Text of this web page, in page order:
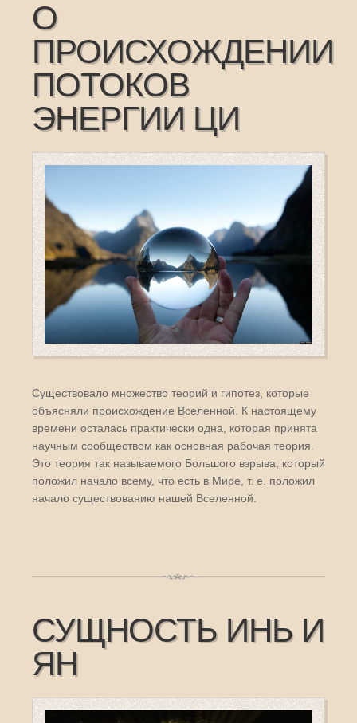
О
ПРОИСХОЖДЕНИИ
ПОТОКОВ
ЭНЕРГИИ ЦИ
Существовало множество теорий и гипотез, которые
объясняли происхождение Вселенной. К настоящему
времени осталась практически одна, которая принята
научным сообществом как основная рабочая теория.
Это теория так называемого Большого взрыва, который
положил начало всему, что есть в Мире, т. е. положил
начало существованию нашей Вселенной.
СУЩНОСТЬ ИНЬ И
ЯН